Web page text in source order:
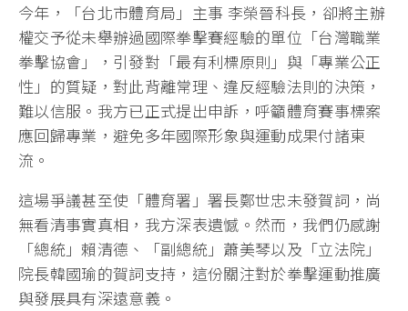
今年，「台北市體育局」主事 李榮晉科長，卻將主辦
權交予從未舉辦過國際拳擊賽經驗的單位「台灣職業
拳擊協會」，引發對「最有利標原則」與「專業公正
性」的質疑，對此背離常理、違反經驗法則的決策，
難以信服。我方已正式提出申訴，呼籲體育賽事標案
應回歸專業，避免多年國際形象與運動成果付諸東
流。
這場爭議甚至使「體育署」署長鄭世忠未發賀詞，尚
無看清事實真相，我方深表遺憾。然而，我們仍感謝
「總統」賴清德、「副總統」蕭美琴以及「立法院」
院長韓國瑜的賀詞支持，這份關注對於拳擊運動推廣
與發展具有深遠意義。